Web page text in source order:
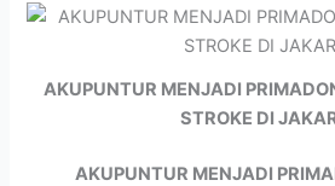
AKUPUNTUR MENJADI
STROKE DI
AKUPUNTUR MENJADI